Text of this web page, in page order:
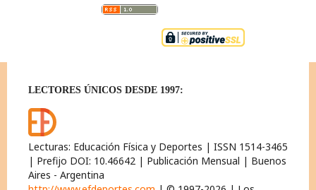
LECTORES ÚNICOS DESDE 1997:
Lecturas: Educación Física y Deportes | ISSN 1514-3465
| Prefijo DOI: 10.46642 | Publicación Mensual | Buenos
Aires - Argentina